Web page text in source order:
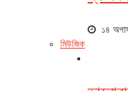
১৪
মিউজিক